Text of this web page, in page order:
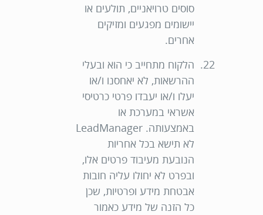
סוסים טרויאניים, תולעים או
יישומים מפגעים ומזיקים
אחרים.
הלקוח מתחייב כי הוא ובעלי
ההרשאות, לא יאחסנו ו/או
יעלו ו/או יעבדו פרטי כרטיסי
אשראי במערכת או
באמצעותה. LeadManager
לא תישא בכל אחריות
הנובעת מעיבוד פרטים אלו,
ובפרט לא יחולו עליה חובות
אבטחת מידע ופרטיות, שכן
כל הזנה של מידע כאמור